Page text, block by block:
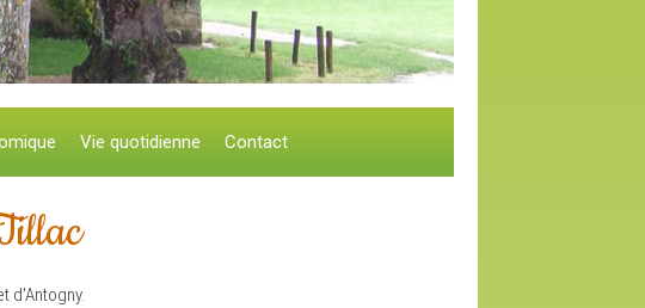
Vie quotidienne Contact
d'Antogny.